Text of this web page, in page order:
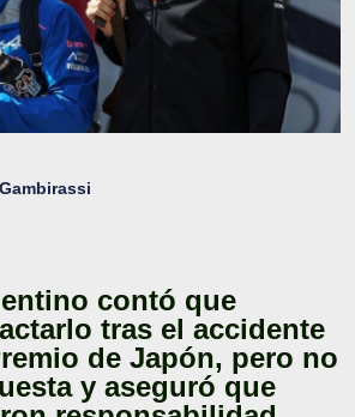
contó que
tras el accidente
de Japón, pero no
y aseguró que